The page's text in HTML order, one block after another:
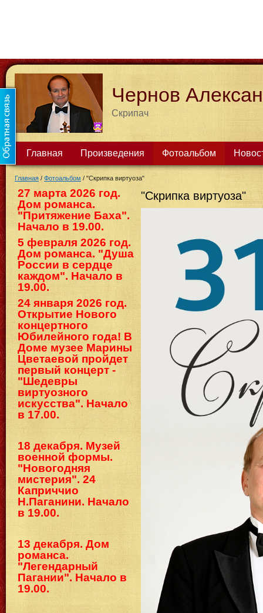
Чернов
Скрипач
Главная Произведения Фотоальбом
Главная / Фотоальбом / "Скрипка виртуоза"
27 марта 2026 год.
Дом романса.
"Притяжение Баха".
Начало в 19.00.
5 февраля 2026 год.
Дом романса. "Душа
России в сердце
каждом". Начало в
19.00.
24 января 2026 год.
Открытие Нового
концертного
Юбилейного года! В
Доме музее Марины
Цветаевой пройдет
первый концерт -
"Шедевры
виртуозного
искусства". Начало
в 17.00.
18 декабря. Музей
военной формы.
"Новогодняя
мистерия". 24
Каприччио
Н.Паганини. Начало
в 19.00.
13 декабря. Дом
романса.
"Легендарный
Пагании". Начало в
19.00.
"Скрипка виртуоза"